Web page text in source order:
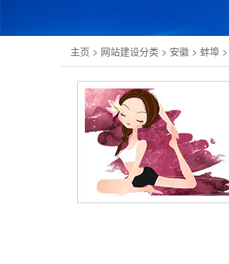
主页 > 网站建设分类 > 安徽 > 蚌埠 >